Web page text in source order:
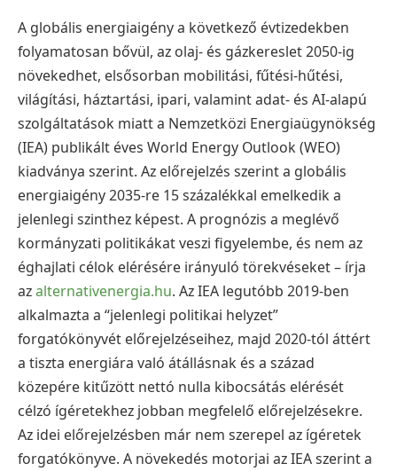
A globális energiaigény a következő évtizedekben
folyamatosan bővül, az olaj- és gázkereslet 2050-ig
növekedhet, elsősorban mobilitási, fűtési-hűtési,
világítási, háztartási, ipari, valamint adat- és AI-alapú
szolgáltatások miatt a Nemzetközi Energiaügynökség
(IEA) publikált éves World Energy Outlook (WEO)
kiadványa szerint. Az előrejelzés szerint a globális
energiaigény 2035-re 15 százalékkal emelkedik a
jelenlegi szinthez képest. A prognózis a meglévő
kormányzati politikákat veszi figyelembe, és nem az
éghajlati célok elérésére irányuló törekvéseket – írja
azalternativenergia.hu. Az IEA legutóbb 2019-ben
alkalmazta a “jelenlegi politikai helyzet”
forgatókönyvét előrejelzéseihez, majd 2020-tól áttért
a tiszta energiára való átállásnak és a század
közepére kitűzött nettó nulla kibocsátás elérését
célzó ígéretekhez jobban megfelelő előrejelzésekre.
Az idei előrejelzésben már nem szerepel az ígéretek
forgatókönyve. A növekedés motorjai az IEA szerint a